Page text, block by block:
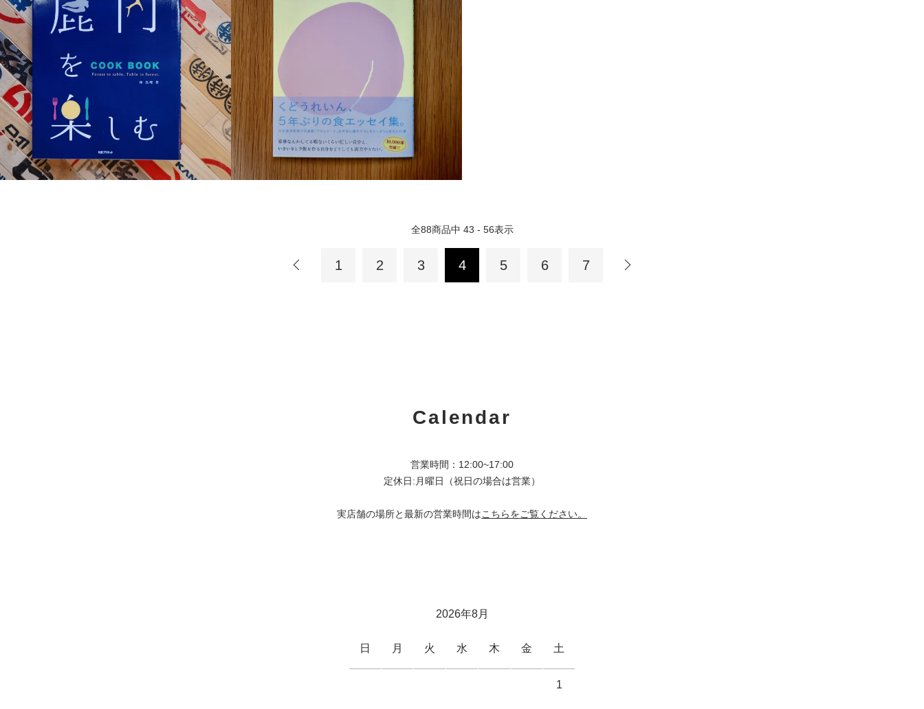
全88商品中 43 - 56表示
1 2 3 4 5 6 7
Calendar
営業時間：12:00~17:00
定休日:月曜日（祝日の場合は営業）
実店舗の場所と最新の営業時間はこちらをご覧ください。
2026年8月
日 月 火 水 木 金 土
1